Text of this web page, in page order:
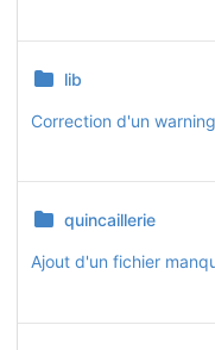
lib
quincaillerie
Ajout d'un fichier